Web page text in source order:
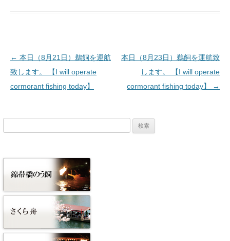
投稿ナビゲーション
← 本日（8月21日）鵜飼を運航
致します。 【I will operate
cormorant fishing today】
本日（8月23日）鵜飼を運航致
します。 【I will operate
cormorant fishing today】
→